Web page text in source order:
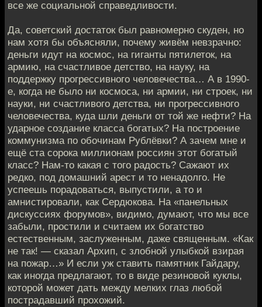
все же социальной справедливости.
Да, советский достаток был равномерно скуден, но
нам хотя бы объясняли, почему живём невзрачно:
деньги идут на космос, на гиганты пятилеток, на
армию, на счастливое детство, на науку, на
поддержку прогрессивного человечества… А в 1990-
е, когда не было ни космоса, ни армии, ни строек, ни
науки, ни счастливого детства, ни прогрессивного
человечества, куда шли деньги от той же нефти? На
ударное создание класса богатых? На построение
коммунизма по обочинам Рублёвки? А зачем мне и
ещё ста сорока миллионам россиян этот богатый
класс? Нам-то какая с того радость? Сажают их
редко, под домашний арест и то ненадолго. Не
успеешь порадоваться, выпустили, а то и
амнистировали, как Сердюкова. На «панельных
дискуссиях форумов», видимо, думают, что мы все
забыли, простили и считаем их богатство
естественным, заслуженным, даже священным. «Как
не так! — сказал Архип, с злобной улыбкой взирая
на пожар…» И если уж ставить памятник Гайдару,
как иногда предлагают, то в виде резиновой куклы,
которой может дать между мелких глаз любой
пострадавший прохожий.